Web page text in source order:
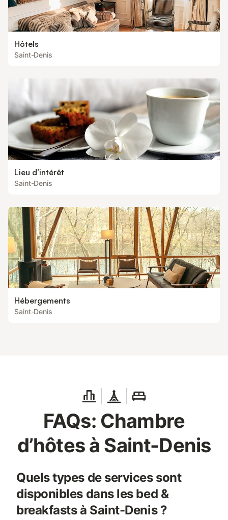
Hôtels
Saint-Denis
Lieu d’intérêt
Saint-Denis
Hébergements
Saint-Denis
FAQs: Chambre
d’hôtes à Saint-Denis
Quels types de services sont
disponibles dans les bed &
breakfasts à Saint-Denis ?